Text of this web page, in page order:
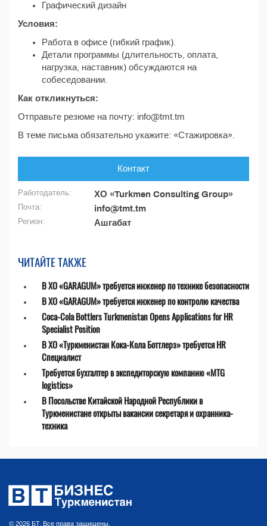
Графический дизайн
Условия:
Работа в офисе (гибкий график).
Детали программы (длительность, оплата,
нагрузка, наставник) обсуждаются на
собеседовании.
Как откликнуться:
Отправьте резюме на почту: info@tmt.tm
В теме письма обязательно укажите: «Стажировка».
Контакт
Работодатель: ХО «Turkmen Consulting Group»
Почта: info@tmt.tm
Регион: Ашгабат
ЧИТАЙТЕ ТАКЖЕ
В ХО «GARAGUM» требуется инженер по технике безопасности
В ХО «GARAGUM» требуется инженер по контролю качества
Coca-Cola Bottlers Turkmenistan Opens Applications for HR
Specialist Position
В ХО «Туркменистан Кока-Кола Боттлерз» требуется HR
Специалист
Требуется бухгалтер в экспедиторскую компанию «MTG
logistics»
В Посольстве Китайской Народной Республики в
Туркменистане открыты вакансии секретаря и охранника-
техника
© 2026 БТ. Все права защищены.